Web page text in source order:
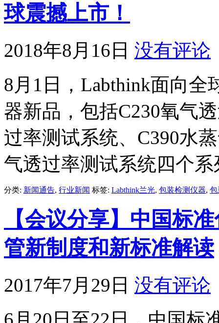
球震撼上市！
2018年8月16日 没有评论
8月1日，Labthink面向全
器新品，包括C230氧气
过率测试系统、C390水
气透过率测试系统四个
分类: 新闻通告, 行业新闻 标签: Labthink兰光, 包装检测仪器, 包
【会议分享】中国标
管新制度和新标准解读
2017年7月29日 没有评论